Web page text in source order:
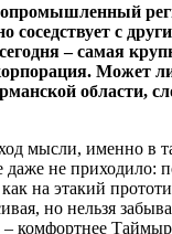
соседствует с
– самая
Может
области,
мысли, именно в
даже не приходило:
на этакий
но нельзя
– комфортнее